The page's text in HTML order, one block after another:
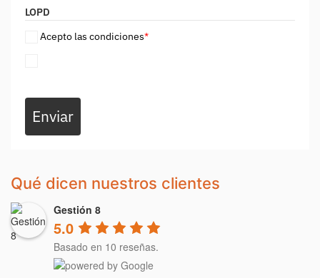
LOPD
Acepto las condiciones*
Enviar
Qué dicen nuestros clientes
Gestión 8
5.0
Basado en 10 reseñas.